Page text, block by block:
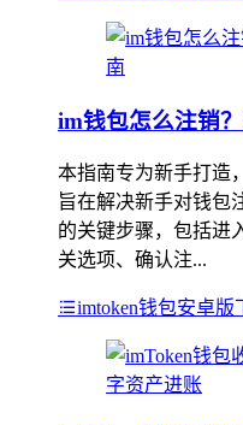
im钱包怎么注销
本指南专为新手打造
旨在解决新手对钱包
的关键步骤，包括进
关选项、确认注...
imtoken钱包安卓版